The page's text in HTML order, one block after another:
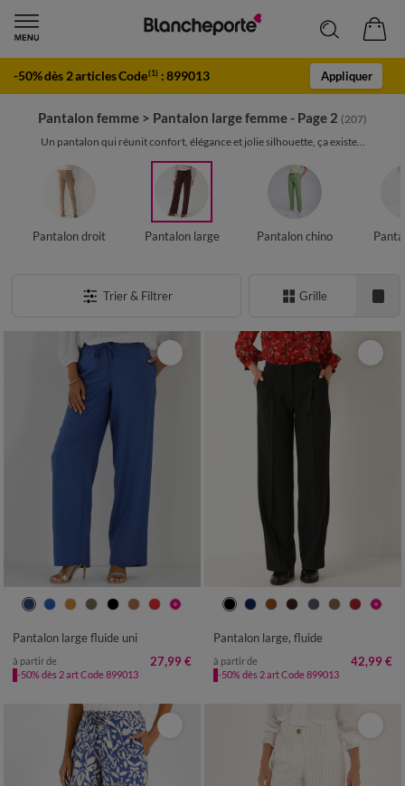
-50% dès 2 articles Code(1) :899013 Appliquer
Pantalon femme > Pantalon large femme - Page 2 (207)
Un pantalon qui réunit confort, élégance et jolie silhouette, ça existe...
Pantalon droit Pantalon large Pantalon chino
Trier & Filtrer Grille
36 38 40 42 44 46
48
Pantalon large fluide uni
à partir de 27,99 €
-50% dès 2 art Code 899013
36 38 40 42 44 46
48
Pantalon large, fluide
à partir de 42,99 €
-50% dès 2 art Code 899013